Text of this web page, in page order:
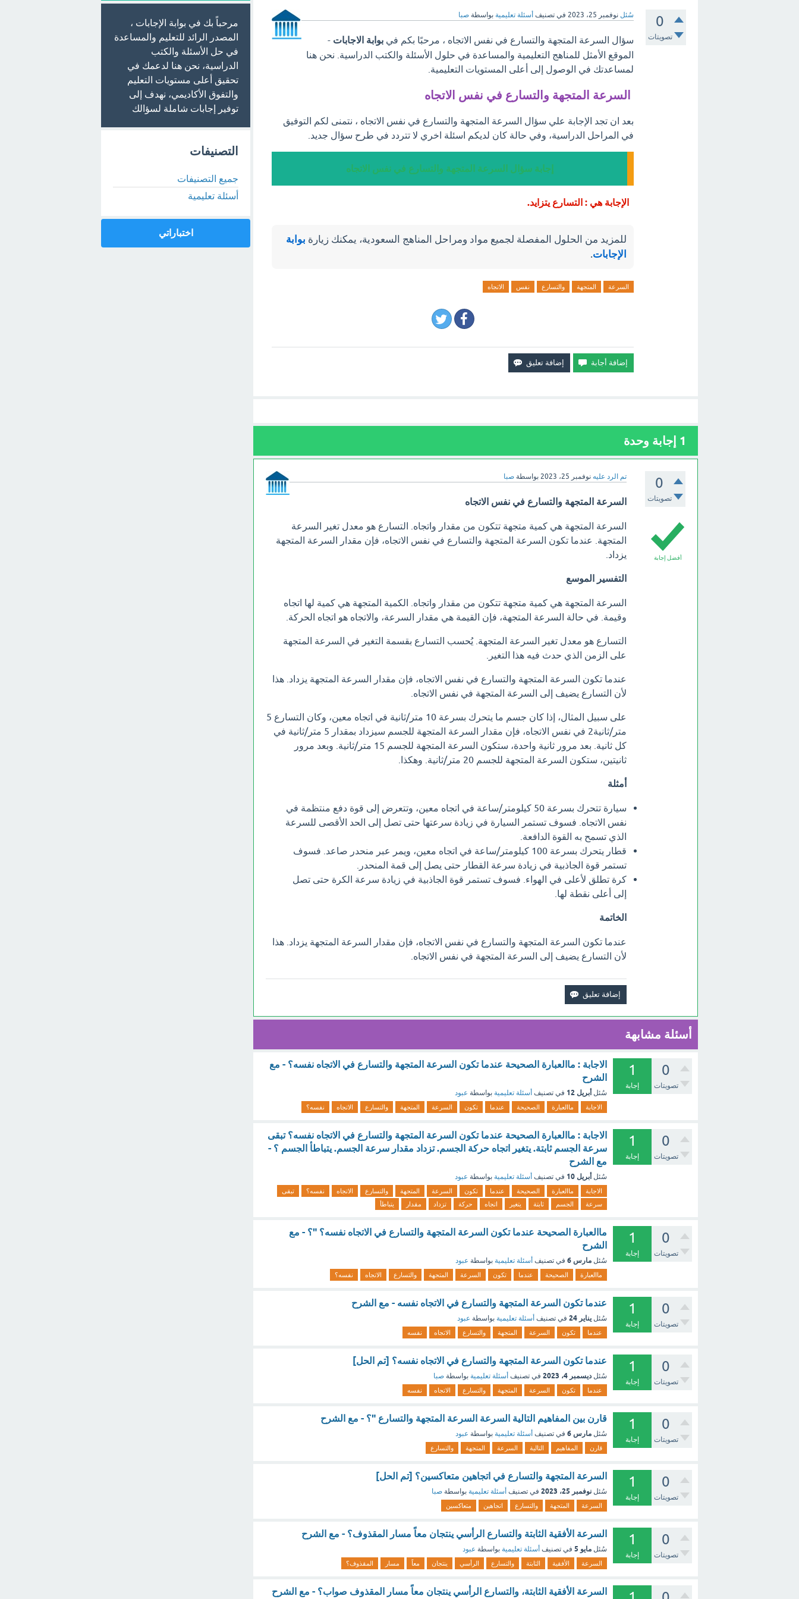
0
تصويتات
سُئل نوفمبر 25، 2023 في تصنيف أسئلة تعليمية بواسطة صبا
سؤال السرعة المتجهة والتسارع في نفس الاتجاه ، مرحبًا بكم في بوابة الاجابات -
الموقع الأمثل للمناهج التعليمية والمساعدة في حلول الأسئلة والكتب الدراسية. نحن هنا
لمساعدتك في الوصول إلى أعلى المستويات التعليمية.
السرعة المتجهة والتسارع في نفس الاتجاه
بعد ان تجد الإجابة علي سؤال السرعة المتجهة والتسارع في نفس الاتجاه ، نتمنى لكم التوفيق
في المراحل الدراسية، وفي حالة كان لديكم اسئلة اخري لا تتردد في طرح سؤال جديد.
إجابة سؤال السرعة المتجهة والتسارع في نفس الاتجاه
الإجابة هي : التسارع يتزايد.
للمزيد من الحلول المفصلة لجميع مواد ومراحل المناهج السعودية، يمكنك زيارة بوابة
الإجابات.
السرعة المتجهة والتسارع نفس الاتجاه
1 إجابة وحدة
0
تصويتات
تم الرد عليه نوفمبر 25، 2023 بواسطة صبا
أفضل إجابة
السرعة المتجهة والتسارع في نفس الاتجاه
السرعة المتجهة هي كمية متجهة تتكون من مقدار واتجاه. التسارع هو معدل تغير السرعة
المتجهة. عندما تكون السرعة المتجهة والتسارع في نفس الاتجاه، فإن مقدار السرعة المتجهة
يزداد.
التفسير الموسع
السرعة المتجهة هي كمية متجهة تتكون من مقدار واتجاه. الكمية المتجهة هي كمية لها اتجاه
وقيمة. في حالة السرعة المتجهة، فإن القيمة هي مقدار السرعة، والاتجاه هو اتجاه الحركة.
التسارع هو معدل تغير السرعة المتجهة. يُحسب التسارع بقسمة التغير في السرعة المتجهة
على الزمن الذي حدث فيه هذا التغير.
عندما تكون السرعة المتجهة والتسارع في نفس الاتجاه، فإن مقدار السرعة المتجهة يزداد. هذا
لأن التسارع يضيف إلى السرعة المتجهة في نفس الاتجاه.
على سبيل المثال، إذا كان جسم ما يتحرك بسرعة 10 متر/ثانية في اتجاه معين، وكان التسارع 5
متر/ثانية2 في نفس الاتجاه، فإن مقدار السرعة المتجهة للجسم سيزداد بمقدار 5 متر/ثانية في
كل ثانية. بعد مرور ثانية واحدة، ستكون السرعة المتجهة للجسم 15 متر/ثانية. وبعد مرور
ثانيتين، ستكون السرعة المتجهة للجسم 20 متر/ثانية. وهكذا.
أمثلة
سيارة تتحرك بسرعة 50 كيلومتر/ساعة في اتجاه معين، وتتعرض إلى قوة دفع منتظمة في
نفس الاتجاه. فسوف تستمر السيارة في زيادة سرعتها حتى تصل إلى الحد الأقصى للسرعة
الذي تسمح به القوة الدافعة.
قطار يتحرك بسرعة 100 كيلومتر/ساعة في اتجاه معين، ويمر عبر منحدر صاعد. فسوف
تستمر قوة الجاذبية في زيادة سرعة القطار حتى يصل إلى قمة المنحدر.
كرة تطلق لأعلى في الهواء. فسوف تستمر قوة الجاذبية في زيادة سرعة الكرة حتى تصل
إلى أعلى نقطة لها.
الخاتمة
عندما تكون السرعة المتجهة والتسارع في نفس الاتجاه، فإن مقدار السرعة المتجهة يزداد. هذا
لأن التسارع يضيف إلى السرعة المتجهة في نفس الاتجاه.
أسئلة مشابهة
0
تصويتات
1
إجابة
الاجابة : ماالعبارة الصحيحة عندما تكون السرعة المتجهة والتسارع في الاتجاه نفسه؟ - مع
الشرح
سُئل أبريل 12 في تصنيف أسئلة تعليمية بواسطة عبود
الاجابة ماالعبارة الصحيحة عندما تكون السرعة المتجهة والتسارع الاتجاه نفسه؟
0
تصويتات
1
إجابة
الاجابة : ماالعبارة الصحيحة عندما تكون السرعة المتجهة والتسارع في الاتجاه نفسه؟ تبقى
سرعة الجسم ثابتة. يتغير اتجاه حركة الجسم. تزداد مقدار سرعة الجسم. يتباطأ الجسم ؟ -
مع الشرح
سُئل أبريل 10 في تصنيف أسئلة تعليمية بواسطة عبود
الاجابة ماالعبارة الصحيحة عندما تكون السرعة المتجهة والتسارع الاتجاه نفسه؟
تبقى
سرعة
الجسم ثابتة يتغير اتجاه حركة تزداد مقدار يتباطأ
0
تصويتات
1
إجابة
ماالعبارة الصحيحة عندما تكون السرعة المتجهة والتسارع في الاتجاه نفسه؟ "؟ - مع
الشرح
سُئل مارس 6 في تصنيف أسئلة تعليمية بواسطة عبود
ماالعبارة الصحيحة عندما تكون السرعة المتجهة والتسارع الاتجاه نفسه؟
0
تصويتات
1
إجابة
عندما تكون السرعة المتجهة والتسارع في الاتجاه نفسه - مع الشرح
سُئل يناير 24 في تصنيف أسئلة تعليمية بواسطة عبود
عندما تكون السرعة المتجهة والتسارع الاتجاه نفسه
0
تصويتات
1
إجابة
عندما تكون السرعة المتجهة والتسارع في الاتجاه نفسه؟ [تم الحل]
سُئل ديسمبر 4، 2023 في تصنيف أسئلة تعليمية بواسطة صبا
عندما تكون السرعة المتجهة والتسارع الاتجاه نفسه
0
تصويتات
1
إجابة
قارن بين المفاهيم التالية السرعة السرعة المتجهة والتسارع "؟ - مع الشرح
سُئل مارس 6 في تصنيف أسئلة تعليمية بواسطة عبود
قارن المفاهيم التالية السرعة المتجهة والتسارع
0
تصويتات
1
إجابة
السرعة المتجهة والتسارع في اتجاهين متعاكسين؟ [تم الحل]
سُئل نوفمبر 25، 2023 في تصنيف أسئلة تعليمية بواسطة صبا
السرعة المتجهة والتسارع اتجاهين متعاكسين
0
تصويتات
1
إجابة
السرعة الأفقية الثابتة والتسارع الرأسي ينتجان معاً مسار المقذوف؟ - مع الشرح
سُئل مايو 5 في تصنيف أسئلة تعليمية بواسطة عبود
السرعة الأفقية الثابتة والتسارع الرأسي ينتجان معاً مسار المقذوف؟
السرعة الأفقية الثابتة، والتسارع الرأسي ينتجان معاً مسار المقذوف صواب؟ - مع الشرح
مرحباً بك في بوابة الإجابات ،
المصدر الرائد للتعليم والمساعدة
في حل الأسئلة والكتب
الدراسية، نحن هنا لدعمك في
تحقيق أعلى مستويات التعليم
والتفوق الأكاديمي، نهدف إلى
توفير إجابات شاملة لسؤالك
التصنيفات
جميع التصنيفات
أسئلة تعليمية
اختباراتي